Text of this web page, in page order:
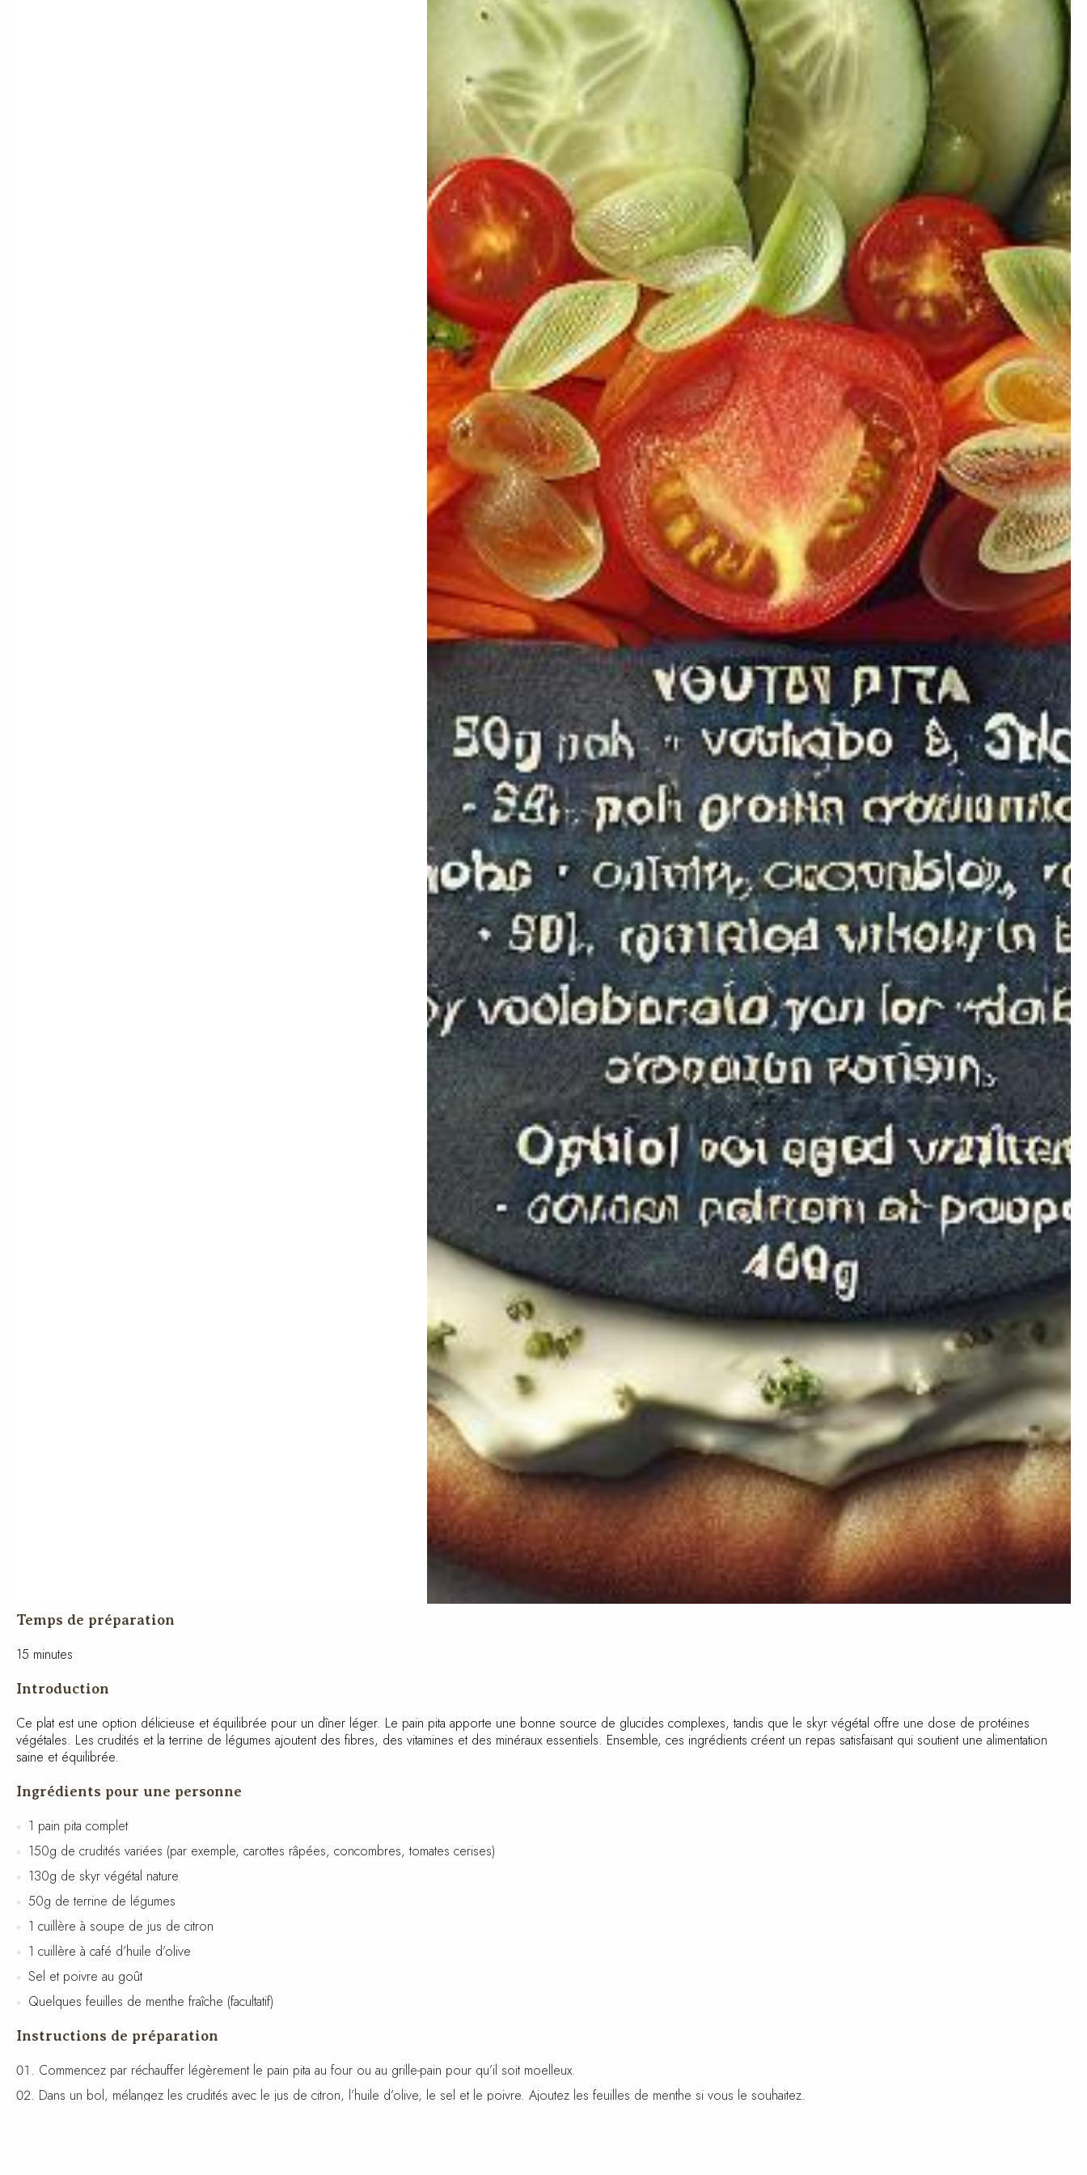
Temps de préparation
15 minutes
Introduction
Ce plat est une option délicieuse et équilibrée pour un dîner léger. Le pain pita apporte une bonne source de glucides complexes, tandis que le skyr végétal offre une dose de protéines
végétales. Les crudités et la terrine de légumes ajoutent des fibres, des vitamines et des minéraux essentiels. Ensemble, ces ingrédients créent un repas satisfaisant qui soutient une alimentation
saine et équilibrée.
Ingrédients pour une personne
1 pain pita complet
150g de crudités variées (par exemple, carottes râpées, concombres, tomates cerises)
130g de skyr végétal nature
50g de terrine de légumes
1 cuillère à soupe de jus de citron
1 cuillère à café d’huile d’olive
Sel et poivre au goût
Quelques feuilles de menthe fraîche (facultatif)
Instructions de préparation
Commencez par réchauffer légèrement le pain pita au four ou au grille-pain pour qu’il soit moelleux.
Dans un bol, mélangez les crudités avec le jus de citron, l’huile d’olive, le sel et le poivre. Ajoutez les feuilles de menthe si vous le souhaitez.
Que diriez-vous d’avoir Votre coach Nutrition ?
Imaginez la puissance de l’Intelligence Artificielle à votre service pour perdre du poids, prendre de la masse ou
simplement mieux manger. Découvrez NutriCoach AI et atteignez vos objectifs sans régime mais simplement
avec un rééquilibrage alimentaire !
Profitez de 50% de réduction pour tester et constater.
Recevez votre code promo sur votre accompagnement Nutrition par Intelligence Artificielle.
×